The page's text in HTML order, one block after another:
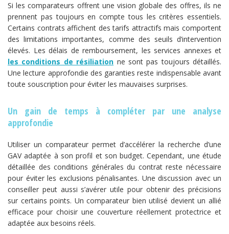
Si les comparateurs offrent une vision globale des offres, ils ne
prennent pas toujours en compte tous les critères essentiels.
Certains contrats affichent des tarifs attractifs mais comportent
des limitations importantes, comme des seuils d’intervention
élevés. Les délais de remboursement, les services annexes et
les conditions de résiliation ne sont pas toujours détaillés.
Une lecture approfondie des garanties reste indispensable avant
toute souscription pour éviter les mauvaises surprises.
Un gain de temps à compléter par une analyse
approfondie
Utiliser un comparateur permet d’accélérer la recherche d’une
GAV adaptée à son profil et son budget. Cependant, une étude
détaillée des conditions générales du contrat reste nécessaire
pour éviter les exclusions pénalisantes. Une discussion avec un
conseiller peut aussi s’avérer utile pour obtenir des précisions
sur certains points. Un comparateur bien utilisé devient un allié
efficace pour choisir une couverture réellement protectrice et
adaptée aux besoins réels.